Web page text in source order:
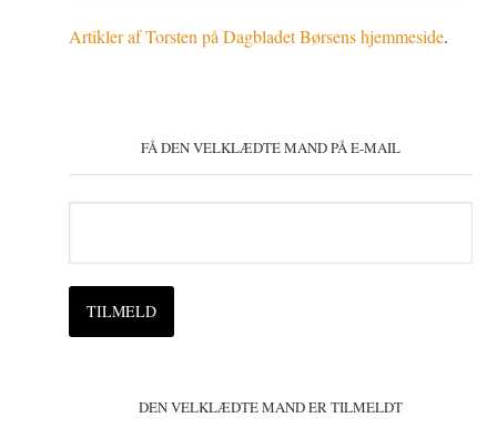
Artikler af Torsten på Dagbladet Børsens hjemmeside.
FÅ DEN VELKLÆDTE MAND PÅ E-MAIL
DEN VELKLÆDTE MAND ER TILMELDT